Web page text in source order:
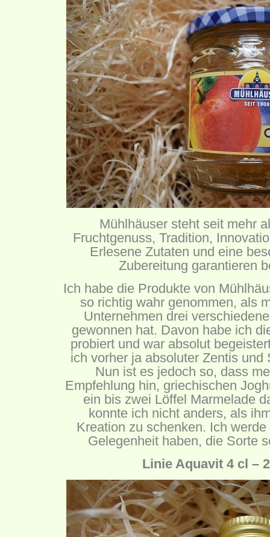
Mühlhäuser steht seit mehr
Fruchtgenuss, Tradition,
Erlesene Zutaten und eine
Zubereitung garantieren
Ich habe die Produkte von
so richtig wahr genommen, als
Unternehmen drei
gewonnen hat. Davon habe ich
probiert und war absolut
ich vorher ja absoluter Zentis und
Nun ist es jedoch so, dass
Empfehlung hin, griechischen
ein bis zwei Löffel Marmelade
konnte ich nicht anders, als
Kreation zu schenken. Ich
Gelegenheit haben, die Sorte
Linie Aquavit 4 cl –